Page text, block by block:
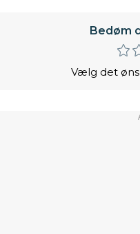
Bedøm
Vælg det